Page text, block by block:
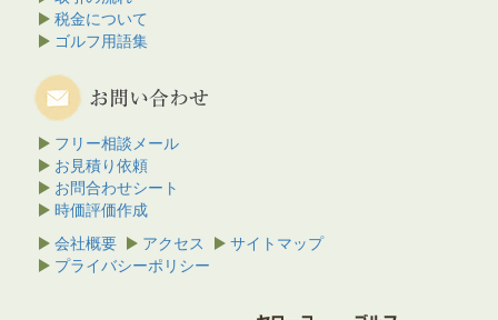
税金について
ゴルフ用語集
フリー相談メール
お見積り依頼
お問合わせシート
時価評価作成
会社概要
アクセス
サイトマップ
プライバシーポリシー